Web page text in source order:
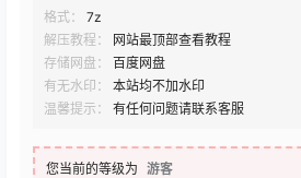
格式：
7z
解压教程：
网站最顶部查看教程
存储网盘：
百度网盘
有无水印：
本站均不加水印
温馨提示：
有任何问题请联系客服
您当前的等级为 游客